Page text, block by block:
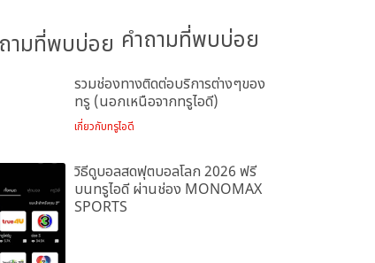
คำถามที่พบบ่อย
รวมช่องทางติดต่อบริการต่างๆของ
ทรู (นอกเหนือจากทรูไอดี)
วิธีดูบอลสดฟุตบอลโลก 2026 ฟรี
บนทรูไอดี ผ่านช่อง MONOMAX